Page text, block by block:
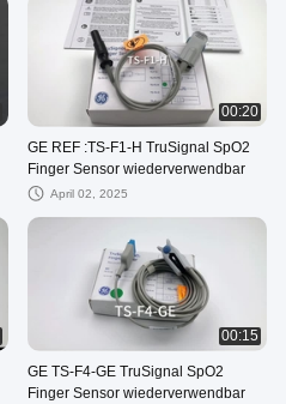
00:20
GE REF :TS-F1-H TruSignal SpO2
Finger Sensor wiederverwendbar
April 02, 2025
00:15
GE TS-F4-GE TruSignal SpO2
Finger Sensor wiederverwendbar